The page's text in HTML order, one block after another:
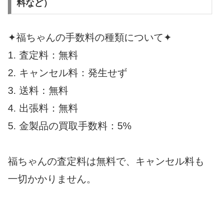
料など）
✦福ちゃんの手数料の種類について✦
1. 査定料：無料
2. キャンセル料：発生せず
3. 送料：無料
4. 出張料：無料
5. 金製品の買取手数料：5%
福ちゃんの査定料は無料で、キャンセル料も
一切かかりません。